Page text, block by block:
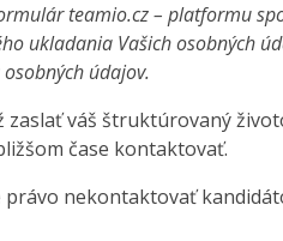
teamio.cz – platformu
ukladania Vašich osobných
údajov.
váš štruktúrovaný
čase kontaktovať.
právo nekontaktovať